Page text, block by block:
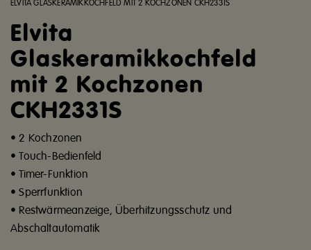
ELVITA GLASKERAMIKKOCHFELD MIT 2 KOCHZONEN CKH2331S
Elvita
Glaskeramikkochfeld
mit 2 Kochzonen
CKH2331S
• 2 Kochzonen
• Touch-Bedienfeld
• Timer-Funktion
• Sperrfunktion
• Restwärmeanzeige, Überhitzungsschutz und
Abschaltautomatik